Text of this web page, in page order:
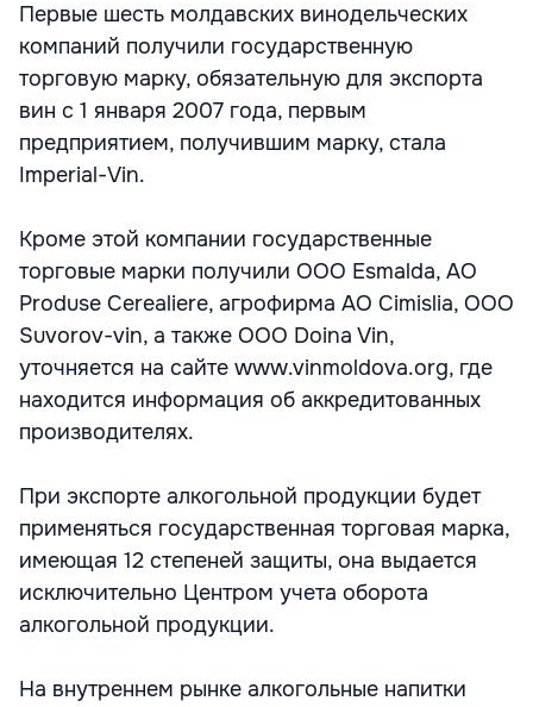
Первые шесть молдавских винодельческих
компаний получили государственную
торговую марку, обязательную для экспорта
вин с 1 января 2007 года, первым
предприятием, получившим марку, стала
Imperial-Vin.
Кроме этой компании государственные
торговые марки получили ООО Esmalda, АО
Produse Cerealiere, агрофирма АО Cimislia, ООО
Suvorov-vin, а также ООО Doina Vin,
уточняется на сайте www.vinmoldova.org, где
находится информация об аккредитованных
производителях.
При экспорте алкогольной продукции будет
применяться государственная торговая марка,
имеющая 12 степеней защиты, она выдается
исключительно Центром учета оборота
алкогольной продукции.
На внутреннем рынке алкогольные напитки